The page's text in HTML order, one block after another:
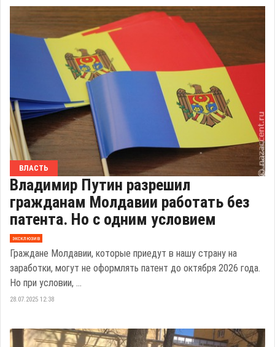
ВЛАСТЬ
Владимир Путин разрешил
гражданам Молдавии работать без
патента. Но с одним условием
эксклюзив
Граждане Молдавии, которые приедут в нашу страну на
заработки, могут не оформлять патент до октября 2026 года.
Но при условии, ...
28.07.2025 12:38